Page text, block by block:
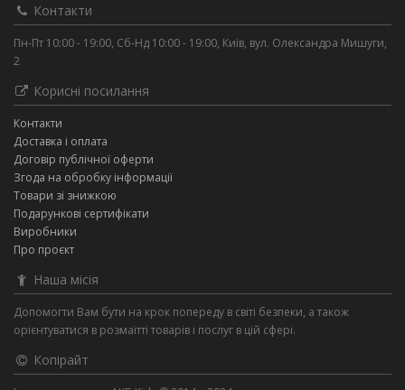
Контакти
Пн-Пт 10:00 - 19:00, Сб-Нд 10:00 - 19:00, Київ, вул. Олександра Мишуги,
2
Корисні посилання
Контакти
Доставка і оплата
Договір публічної оферти
Згода на обробку інформації
Товари зі знижкою
Подарункові сертифікати
Виробники
Про проєкт
Наша місія
Допомогти Вам бути на крок попереду в світі безпеки, а також
орієнтуватися в розмаїтті товарів і послуг в цій сфері.
Копірайт